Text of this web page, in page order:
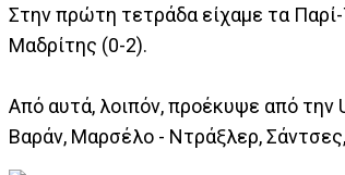
Στην πρώτη τετράδα είχαμε τα
Μαδρίτης (0-2).
Από αυτά, λοιπόν, προέκυψε από την
Βαράν, Μαρσέλο - Ντράξλερ, Σάντσες,